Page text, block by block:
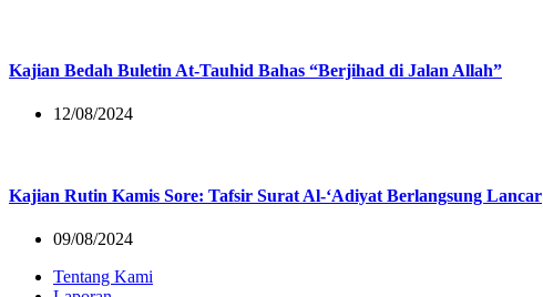
Kajian Bedah Buletin At-Tauhid Bahas “Berjihad di Jalan Allah”
12/08/2024
Kajian Rutin Kamis Sore: Tafsir Surat Al-‘Adiyat Berlangsung Lancar
09/08/2024
Tentang Kami